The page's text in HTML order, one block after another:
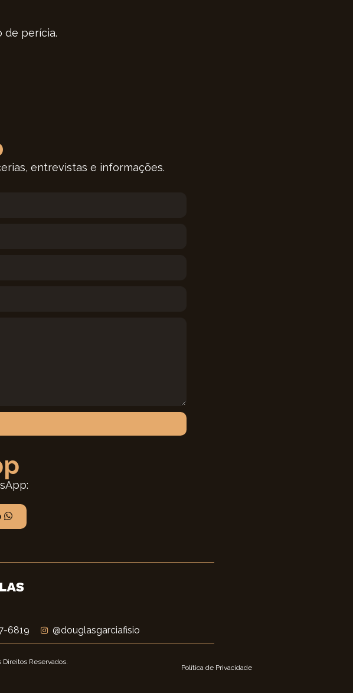
de perícia.
entrevistas e informações.
6819 @douglasgarciafisio
Reservados.
Política de Privacidade